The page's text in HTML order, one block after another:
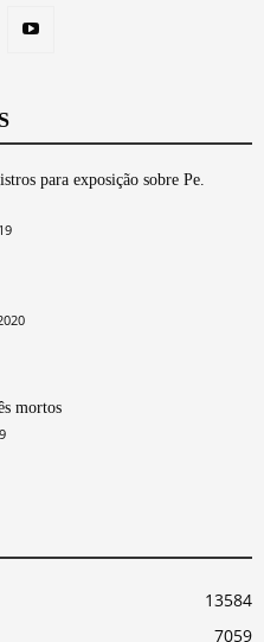
para exposição sobre Pe.
mortos
13584
7059